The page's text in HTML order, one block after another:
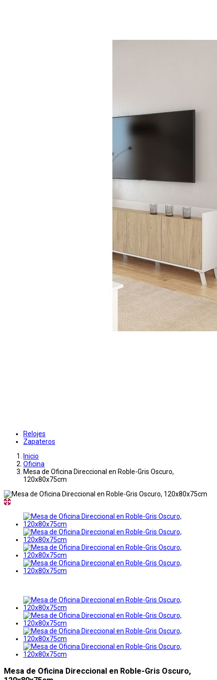
Relojes
Zapateros
Inicio
Oficina
Mesa de Oficina Direccional en Roble-Gris Oscuro,
120x80x75cm
Mesa de Oficina Direccional en Roble-Gris Oscuro,